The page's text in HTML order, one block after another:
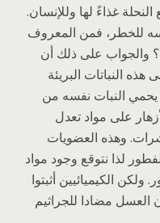
النحلة غذاءً لها وللإنسان.
للخطر، فمن المعروف
والجواب على ذلك أن
النباتات البريئة
يحمي النبات نفسه من
على مواد تعدل
وهذه العضويات
لذا نتوقع وجود مواد
الكيميائيين أثبتوا
مضادا للجراثيم